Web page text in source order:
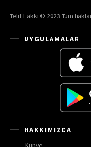
Telif Hakkı © 2023 Tüm
UYGULAMALAR
HAKKIMIZDA